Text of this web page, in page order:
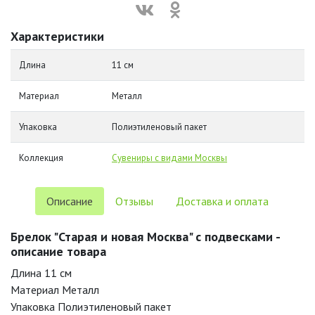
Характеристики
Длина 11 см
Материал Металл
Упаковка Полиэтиленовый пакет
Коллекция Сувениры с видами Москвы
Описание Отзывы Доставка и оплата
Брелок "Старая и новая Москва" с подвесками -
описание товара
Длина 11 см
Материал Металл
Упаковка Полиэтиленовый пакет